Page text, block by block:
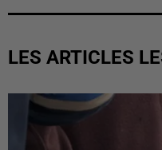
LES ARTICLES